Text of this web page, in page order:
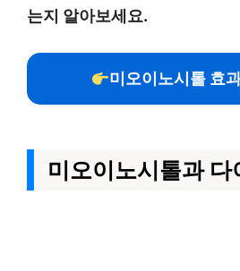
는지 알아보세요.
미오이노시톨 효
미오이노시톨과 다